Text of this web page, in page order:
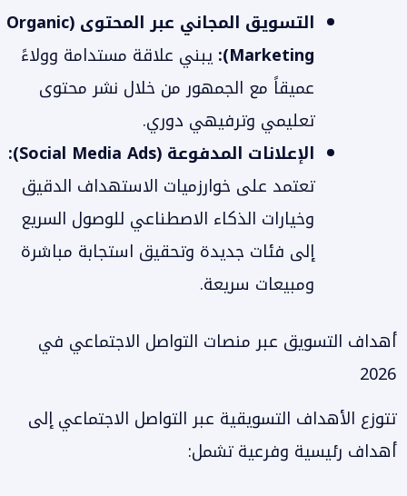
التسويق المجاني عبر المحتوى (Organic
Marketing): يبني علاقة مستدامة وولاءً
عميقاً مع الجمهور من خلال نشر محتوى
تعليمي وترفيهي دوري.
الإعلانات المدفوعة (Social Media Ads):
تعتمد على خوارزميات الاستهداف الدقيق
وخيارات الذكاء الاصطناعي للوصول السريع
إلى فئات جديدة وتحقيق استجابة مباشرة
ومبيعات سريعة.
أهداف التسويق عبر منصات التواصل الاجتماعي في
2026
تتوزع الأهداف التسويقية عبر التواصل الاجتماعي إلى
أهداف رئيسية وفرعية تشمل: